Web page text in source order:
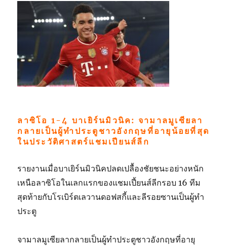
ลาซิโอ 1-4 บาเยิร์นมิวนิค: จามาลมูเซียลา
กลายเป็นผู้ทำประตูชาวอังกฤษที่อายุน้อยที่สุด
ในประวัติศาสตร์แชมเปียนส์ลีก
รายงานเมื่อบาเยิร์นมิวนิคปลดเปลื้องชัยชนะอย่างหนัก
เหนือลาซิโอในเลกแรกของแชมเปี้ยนส์ลีกรอบ 16 ทีม
สุดท้ายกับโรเบิร์ตเลวานดอฟสกี้และลีรอยซานเป็นผู้ทำ
ประตู
จามาลมูเซียลากลายเป็นผู้ทำประตูชาวอังกฤษที่อายุ